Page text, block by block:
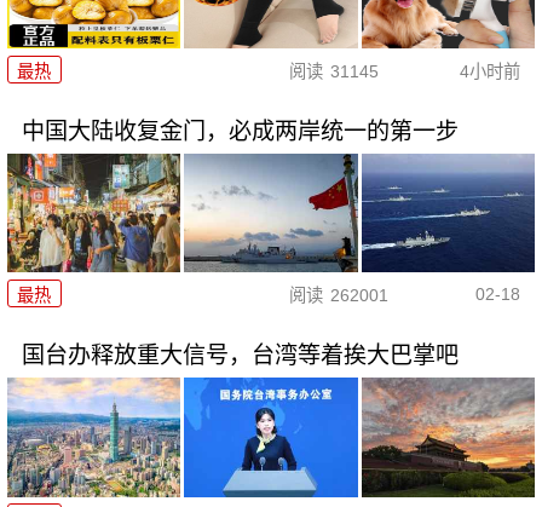
最热 阅读 31145 4小时前
中国大陆收复金门，必成两岸统一的第一步
最热 阅读 262001 02-18
国台办释放重大信号，台湾等着挨大巴掌吧